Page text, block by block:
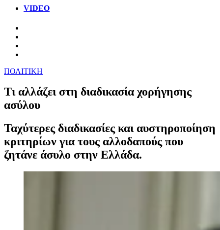
VIDEO
ΠΟΛΙΤΙΚΗ
Τι αλλάζει στη διαδικασία χορήγησης
ασύλου
Ταχύτερες διαδικασίες και αυστηροποίηση
κριτηρίων για τους αλλοδαπούς που
ζητάνε άσυλο στην Ελλάδα.